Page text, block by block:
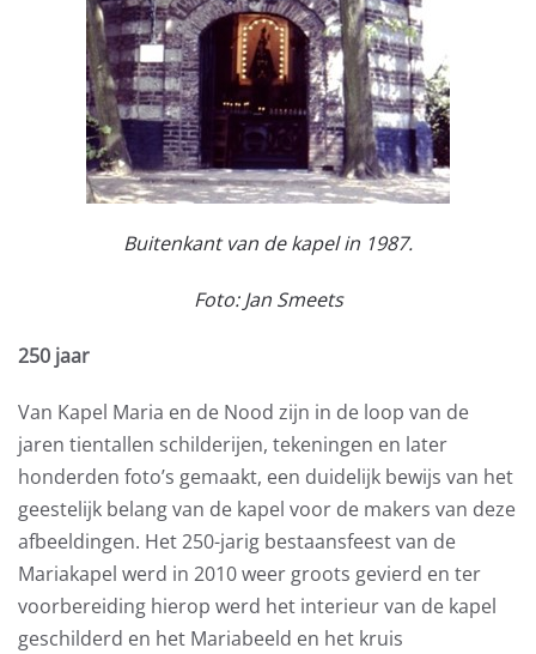
Buitenkant van de kapel in 1987.
Foto: Jan Smeets
250 jaar
Van Kapel Maria en de Nood zijn in de loop van de
jaren tientallen schilderijen, tekeningen en later
honderden foto’s gemaakt, een duidelijk bewijs van het
geestelijk belang van de kapel voor de makers van deze
afbeeldingen. Het 250-jarig bestaansfeest van de
Mariakapel werd in 2010 weer groots gevierd en ter
voorbereiding hierop werd het interieur van de kapel
geschilderd en het Mariabeeld en het kruis